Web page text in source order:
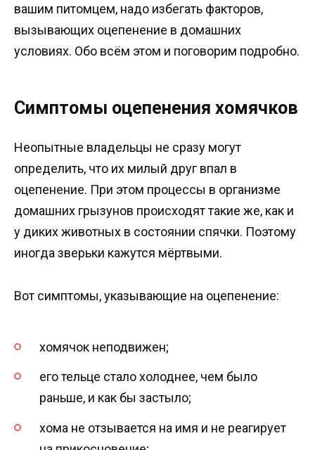
вашим питомцем, надо избегать факторов,
вызывающих оцепенение в домашних
условиях. Обо всём этом и поговорим подробно.
Симптомы оцепенения хомячков
Неопытные владельцы не сразу могут
определить, что их милый друг впал в
оцепенение. При этом процессы в организме
домашних грызунов происходят такие же, как и
у диких животных в состоянии спячки. Поэтому
иногда зверьки кажутся мёртвыми.
Вот симптомы, указывающие на оцепенение:
хомячок неподвижен;
его тельце стало холоднее, чем было
раньше, и как бы застыло;
хома не отзывается на имя и не реагирует